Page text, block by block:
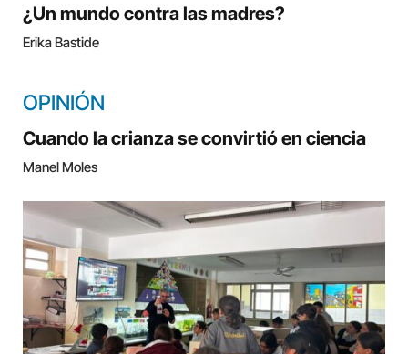
¿Un mundo contra las madres?
Erika Bastide
OPINIÓN
Cuando la crianza se convirtió en ciencia
Manel Moles